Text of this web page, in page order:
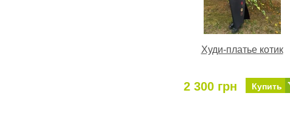
Худи-платье котик
2 300 грн Купить